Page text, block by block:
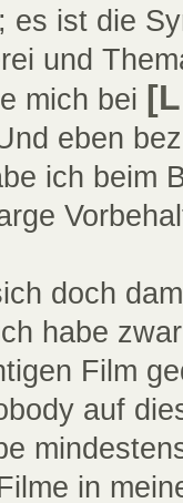
es ist die
und
mich bei
eben
ich beim
doch
habe
Film
auf
in